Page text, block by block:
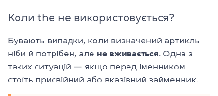
Коли the не використовується?
Бувають випадки, коли визначений артикль
ніби й потрібен, але не вживається. Одна з
таких ситуацій — якщо перед іменником
стоїть присвійний або вказівний займенник.